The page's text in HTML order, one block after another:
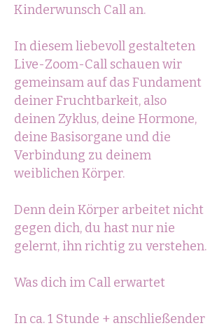
Kinderwunsch Call an.
In diesem liebevoll gestalteten
Live-Zoom-Call schauen wir
gemeinsam auf das Fundament
deiner Fruchtbarkeit, also
deinen Zyklus, deine Hormone,
deine Basisorgane und die
Verbindung zu deinem
weiblichen Körper.
Denn dein Körper arbeitet nicht
gegen dich, du hast nur nie
gelernt, ihn richtig zu verstehen.
Was dich im Call erwartet
In ca. 1 Stunde + anschließender